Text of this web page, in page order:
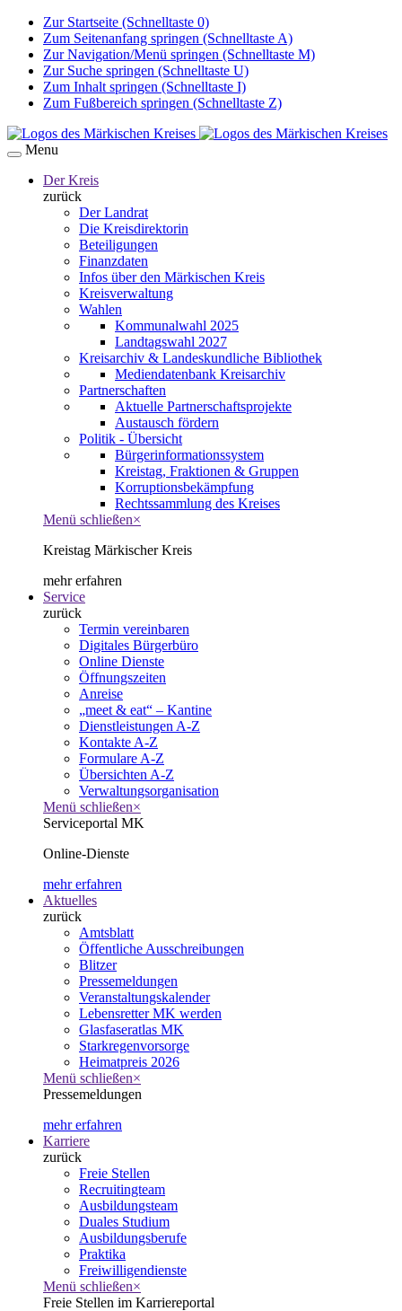
Zur Startseite (Schnelltaste 0)
Zum Seitenanfang springen (Schnelltaste A)
Zur Navigation/Menü springen (Schnelltaste M)
Zur Suche springen (Schnelltaste U)
Zum Inhalt springen (Schnelltaste I)
Zum Fußbereich springen (Schnelltaste Z)
Menu
Der Kreis
zurück
Der Landrat
Die Kreisdirektorin
Beteiligungen
Finanzdaten
Infos über den Märkischen Kreis
Kreisverwaltung
Wahlen
Kommunalwahl 2025
Landtagswahl 2027
Kreisarchiv & Landeskundliche Bibliothek
Mediendatenbank Kreisarchiv
Partnerschaften
Aktuelle Partnerschaftsprojekte
Austausch fördern
Politik - Übersicht
Bürgerinformationssystem
Kreistag, Fraktionen & Gruppen
Korruptionsbekämpfung
Rechtssammlung des Kreises
Menü schließen×
Kreistag Märkischer Kreis
mehr erfahren
Service
zurück
Termin vereinbaren
Digitales Bürgerbüro
Online Dienste
Öffnungszeiten
Anreise
„meet & eat“ – Kantine
Dienstleistungen A-Z
Kontakte A-Z
Formulare A-Z
Übersichten A-Z
Verwaltungsorganisation
Menü schließen×
Serviceportal MK
Online-Dienste
mehr erfahren
Aktuelles
zurück
Amtsblatt
Öffentliche Ausschreibungen
Blitzer
Pressemeldungen
Veranstaltungskalender
Lebensretter MK werden
Glasfaseratlas MK
Starkregenvorsorge
Heimatpreis 2026
Menü schließen×
Pressemeldungen
mehr erfahren
Karriere
zurück
Freie Stellen
Recruitingteam
Ausbildungsteam
Duales Studium
Ausbildungsberufe
Praktika
Freiwilligendienste
Menü schließen×
Freie Stellen im Karriereportal